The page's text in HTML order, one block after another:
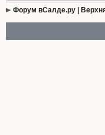
Форум вСалде.ру |